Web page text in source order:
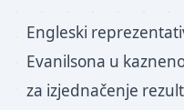
Engleski
Evanilsona u
za izjednačenje